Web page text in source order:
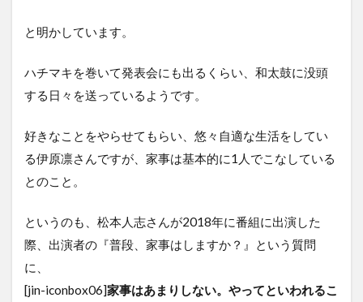
と明かしています。
ハチマキを巻いて発表会にも出るくらい、和太鼓に没頭
する日々を送っているようです。
好きなことをやらせてもらい、悠々自適な生活をしてい
る伊原凛さんですが、家事は基本的に1人でこなしている
とのこと。
というのも、松本人志さんが2018年に番組に出演した
際、出演者の『普段、家事はしますか？』という質問
に、
[jin-iconbox06]家事はあまりしない。やってといわれるこ